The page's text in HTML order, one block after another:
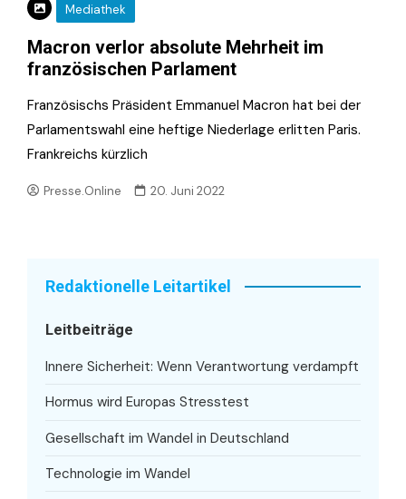
Mediathek
Macron verlor absolute Mehrheit im
französischen Parlament
Französischs Präsident Emmanuel Macron hat bei der
Parlamentswahl eine heftige Niederlage erlitten Paris.
Frankreichs kürzlich
Presse.Online 20. Juni 2022
Redaktionelle Leitartikel
Leitbeiträge
Innere Sicherheit: Wenn Verantwortung verdampft
Hormus wird Europas Stresstest
Gesellschaft im Wandel in Deutschland
Technologie im Wandel